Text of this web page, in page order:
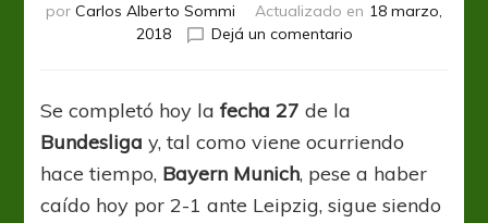
por Carlos Alberto Sommi Actualizado en 18 marzo,
2018
Dejá un comentarioen
Se completó hoy lafecha 27 de la
Bundesliga y, tal como viene ocurriendo
hace tiempo, Bayern Munich, pese a haber
caído hoy por 2-1 ante Leipzig, sigue siendo